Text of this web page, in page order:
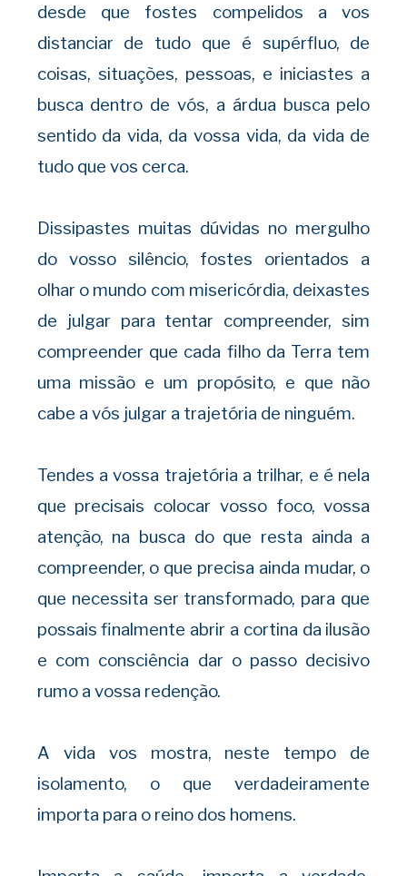
desde que fostes compelidos a vos
distanciar de tudo que é supérfluo, de
coisas, situações, pessoas, e iniciastes a
busca dentro de vós, a árdua busca pelo
sentido da vida, da vossa vida, da vida de
tudo que vos cerca.
Dissipastes muitas dúvidas no mergulho
do vosso silêncio, fostes orientados a
olhar o mundo com misericórdia, deixastes
de julgar para tentar compreender, sim
compreender que cada filho da Terra tem
uma missão e um propósito, e que não
cabe a vós julgar a trajetória de ninguém.
Tendes a vossa trajetória a trilhar, e é nela
que precisais colocar vosso foco, vossa
atenção, na busca do que resta ainda a
compreender, o que precisa ainda mudar, o
que necessita ser transformado, para que
possais finalmente abrir a cortina da ilusão
e com consciência dar o passo decisivo
rumo a vossa redenção.
A vida vos mostra, neste tempo de
isolamento, o que verdadeiramente
importa para o reino dos homens.